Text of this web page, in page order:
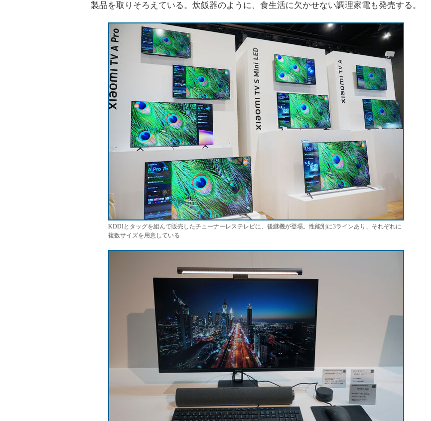
製品を取りそろえている。炊飯器のように、食生活に欠かせない調理家電も発売する。
KDDIとタッグを組んで販売したチューナーレステレビに、後継機が登場。性能別に3ラインあり、それぞれに
複数サイズを用意している